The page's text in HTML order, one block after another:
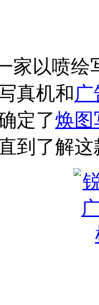
家以喷绘
真机和
定了焕图
到了解这